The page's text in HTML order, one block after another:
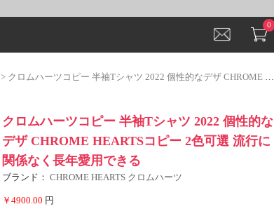
0
> クロムハーツコピー 半袖Tシャツ 2022 個性的なデザ CHROME HEARTSコピー 2色可選 流行に関係なく長年愛用できる
クロムハーツコピー 半袖Tシャツ 2022 個性的な
デザ CHROME HEARTSコピー 2色可選 流行に
関係なく長年愛用できる
ブランド： CHROME HEARTS クロムハーツ
￥4900.00 円